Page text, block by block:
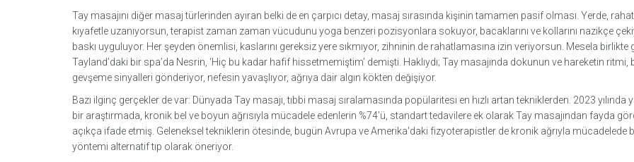
Tay masajını diğer masaj türlerinden ayıran belki de en çarpıcı detay, masaj sırasında kişinin tamamen pasif olması. Yerde,
kıyafetle uzanıyorsun, terapist zaman zaman vücudunu yoga benzeri pozisyonlara sokuyor, bacaklarını ve kollarını nazikçe
baskı uyguluyor. Her şeyden önemlisi, kaslarını gereksiz yere sıkmıyor, zihninin de rahatlamasına izin veriyorsun. Mesela birlikte
Tayland’daki bir spa’da Nesrin, ‘Hiç bu kadar hafif hissetmemiştim’ demişti. Haklıydı; Tay masajında dokunun ve hareketin ritmi,
gevşeme sinyalleri gönderiyor, nefesin yavaşlıyor, ağrıya dair algın kökten değişiyor.
Bazı ilginç gerçekler de var: Dünyada Tay masajı, tıbbi masaj sıralamasında popülaritesi en hızlı artan tekniklerden. 2023 yılında
bir araştırmada, kronik bel ve boyun ağrısıyla mücadele edenlerin %74’ü, standart tedavilere ek olarak Tay masajından fayda
açıkça ifade etmiş. Geleneksel tekniklerin ötesinde, bugün Avrupa ve Amerika'daki fizyoterapistler de kronik ağrıyla mücadelede
yöntemi alternatif tıp olarak öneriyor.